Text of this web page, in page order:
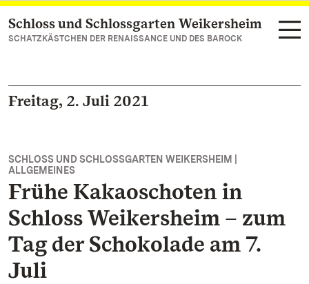
Zum Hauptinhalt springen
Schloss und Schlossgarten Weikersheim
SCHATZKÄSTCHEN DER RENAISSANCE UND DES BAROCK
Freitag, 2. Juli 2021
SCHLOSS UND SCHLOSSGARTEN WEIKERSHEIM |
ALLGEMEINES
Frühe Kakaoschoten in
Schloss Weikersheim – zum
Tag der Schokolade am 7.
Juli